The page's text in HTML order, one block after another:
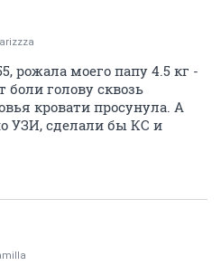
рожала моего папу 4.5 кг -
боли голову сквозь
кровати просунула. А
УЗИ, сделали бы КС и